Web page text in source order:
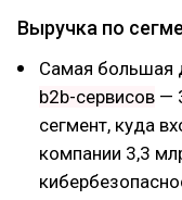
Выручка по
Самая большая
b2b-сервисов —
сегмент, куда
компании 3,3